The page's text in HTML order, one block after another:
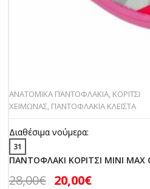
ΑΝΑΤΟΜΙΚΑ ΠΑΝΤΟΦΛΑΚΙΑ, ΚΟΡΙΤΣΙ
ΧΕΙΜΩΝΑΣ, ΠΑΝΤΟΦΛΑΚΙΑ ΚΛΕΙΣΤΑ
Διαθέσιμα νούμερα:
31
ΠΑΝΤΟΦΛΑΚΙ ΚΟΡΙΤΣΙ MINI MAX
28,00€ 20,00€